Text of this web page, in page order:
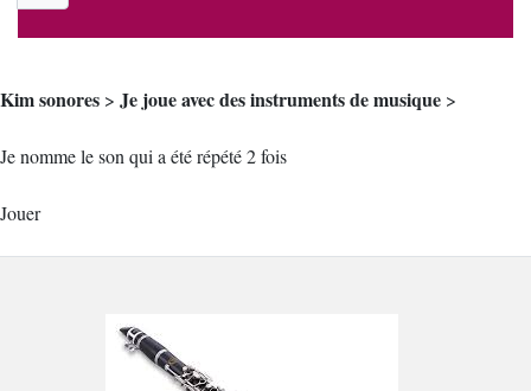
Kim sonores > Je joue avec des instruments de musique >
Je nomme le son qui a été répété 2 fois
Jouer